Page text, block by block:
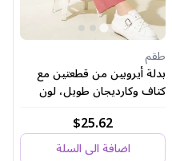
طقم
بدلة أيروبين من قطعتين مع
كتاف وكارديجان طويل، لون
$25.62
اضافة الى السلة